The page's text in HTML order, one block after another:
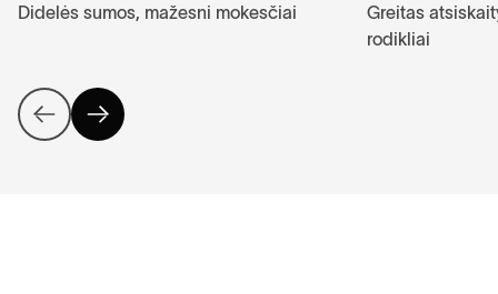
Didelės sumos, mažesni mokesčiai
Greitas
rodikliai